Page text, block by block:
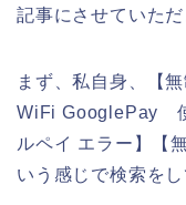
記事にさせていただ
まず、私自身、【
WiFi GooglePay
ルペイ エラー】【
いう感じで検索をし